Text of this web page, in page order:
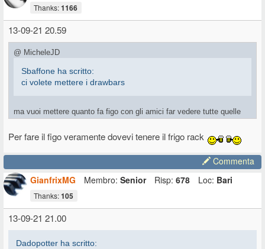
Thanks:1166
13-09-21 20.59
@ MicheleJD
Sbaffone ha scritto:
ci volete mettere i drawbars
ma vuoi mettere quanto fa figo con gli amici far vedere tutte quelle
Per fare il figo veramente dovevi tenere il frigo rack
Commenta
GianfrixMG
Membro: Senior Risp: 678 Loc: Bari
Thanks:105
13-09-21 21.00
Dadopotter ha scritto: